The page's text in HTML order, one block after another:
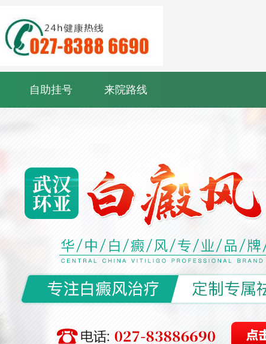
自助挂号 来院路线